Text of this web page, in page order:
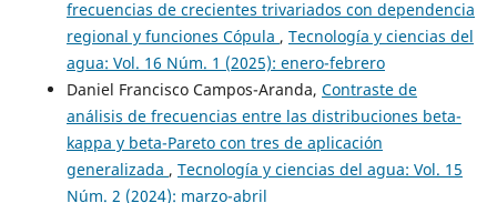
frecuencias de crecientes trivariados con dependencia
regional y funciones Cópula , Tecnología y ciencias del
agua: Vol. 16 Núm. 1 (2025): enero-febrero
Daniel Francisco Campos-Aranda, Contraste de
análisis de frecuencias entre las distribuciones beta-
kappa y beta-Pareto con tres de aplicación
generalizada , Tecnología y ciencias del agua: Vol. 15
Núm. 2 (2024): marzo-abril